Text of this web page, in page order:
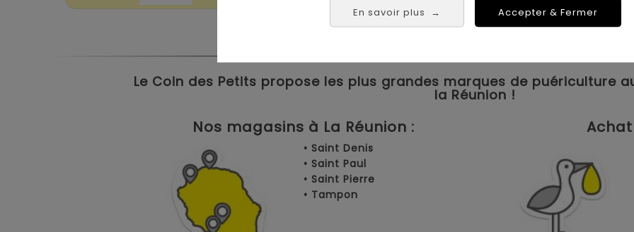
En savoir plus → Accepter & Fermer
Le Coin des Petits propose les plus grandes marques de puériculture
la Réunion !
Nos magasins à La Réunion :
• Saint Denis
• Saint Paul
• Saint Pierre
• Tampon